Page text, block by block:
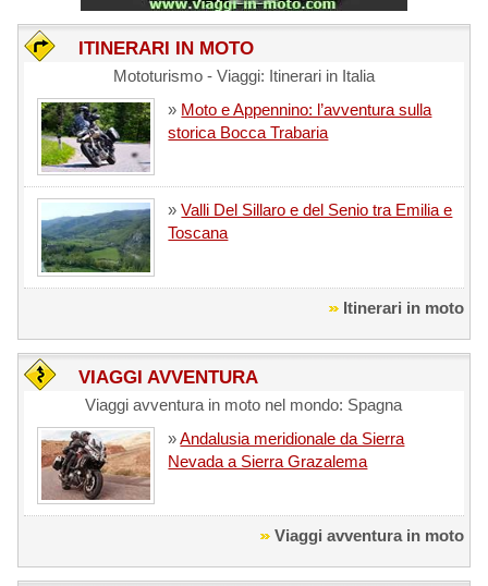
ITINERARI IN MOTO
Mototurismo - Viaggi: Itinerari in Italia
» Moto e Appennino: l’avventura sulla
storica Bocca Trabaria
»Valli Del Sillaro e del Senio tra Emilia e
Toscana
Itinerari in moto
VIAGGI AVVENTURA
Viaggi avventura in moto nel mondo: Spagna
»Andalusia meridionale da Sierra
Nevada a Sierra Grazalema
Viaggi avventura in moto